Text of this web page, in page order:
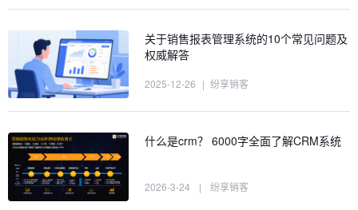
关于销售报表管理系统的10个常见问题及
权威解答
2025-12-26 | 纷享销客
什么是crm？ 6000字全面了解CRM系统
2026-3-24 | 纷享销客